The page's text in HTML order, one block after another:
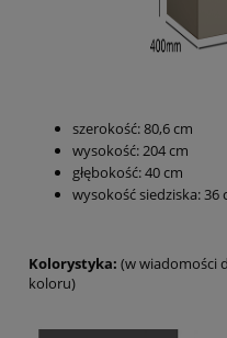
szerokość: 80,6 cm
wysokość: 204 cm
głębokość: 40 cm
wysokość siedziska: 36
Kolorystyka: (w wiadomości
koloru)